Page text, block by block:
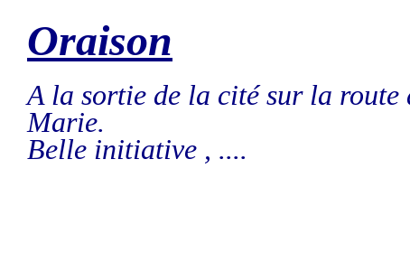
Oraison
A la sortie de la cité sur la route
Marie.
Belle initiative , ....